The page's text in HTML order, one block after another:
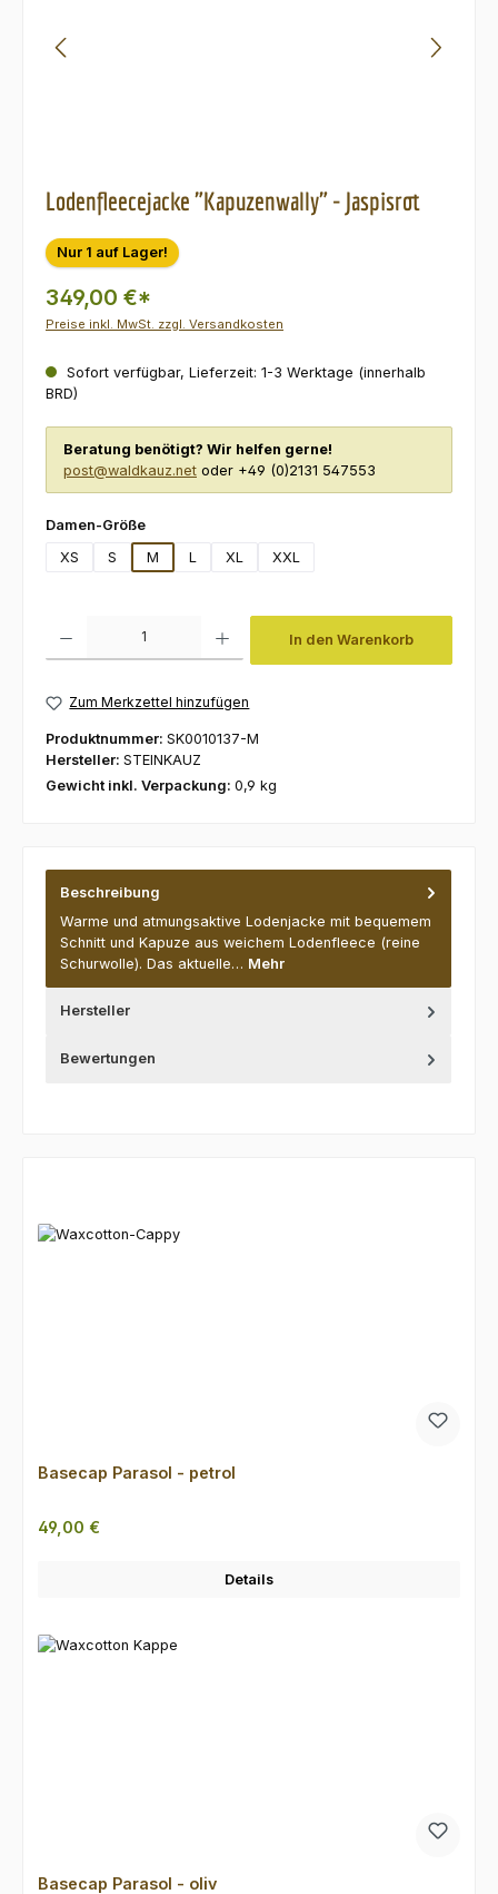
Lodenfleecejacke "Kapuzenwally" - Jaspisrot
Nur 1 auf Lager!
349,00 €*
Preise inkl. MwSt. zzgl. Versandkosten
Sofort verfügbar, Lieferzeit: 1-3 Werktage (innerhalb
BRD)
Beratung benötigt? Wir helfen gerne!
post@waldkauz.net oder +49 (0)2131 547553
Damen-Größeauswählen
XS
S M L XL XXL
In den Warenkorb
Zum Merkzettel hinzufügen
Produktnummer: SK0010137-M
Hersteller: STEINKAUZ
Gewicht inkl. Verpackung: 0,9 kg
Beschreibung
Warme und atmungsaktive Lodenjacke mit bequemem
Schnitt und Kapuze aus weichem Lodenfleece (reine
Schurwolle). Das aktuelle… Mehr
Hersteller
Bewertungen
Basecap Parasol - petrol
Regulärer Preis:
49,00 €
Details
Basecap Parasol - oliv